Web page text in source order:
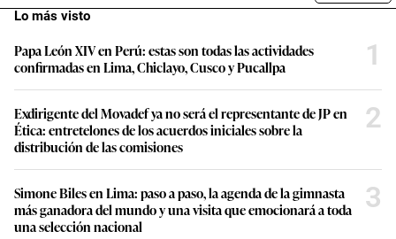
Lo más visto
Papa León XIV en Perú: estas son todas las actividades
confirmadas en Lima, Chiclayo, Cusco y Pucallpa
1
Exdirigente del Movadef ya no será el representante de JP en
Ética: entretelones de los acuerdos iniciales sobre la
distribución de las comisiones
2
Simone Biles en Lima: paso a paso, la agenda de la gimnasta
más ganadora del mundo y una visita que emocionará a toda
una selección nacional
3